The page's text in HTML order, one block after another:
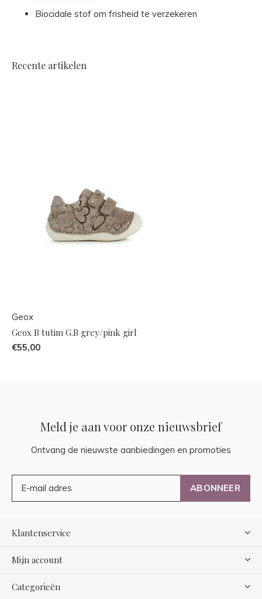
Biocidale stof om frisheid te verzekeren
Recente artikelen
Geox
Geox B tutim G.B grey/pink girl
€55,00
Meld je aan voor onze nieuwsbrief
Ontvang de nieuwste aanbiedingen en promoties
ABONNEER
Klantenservice
Mijn account
Categorieën